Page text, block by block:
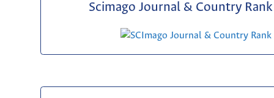
Scimago Journal & Country Rank